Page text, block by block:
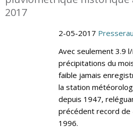
2017
2-05-2017
Avec seulement 3.9
précipitations du
faible jamais
la station
depuis 1947,
précédent record de
1996.